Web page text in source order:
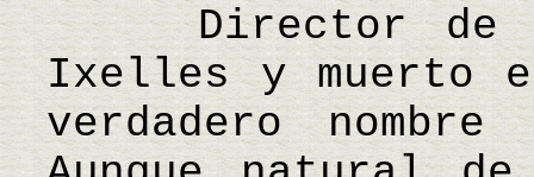
Director de
Ixelles y muerto
verdadero